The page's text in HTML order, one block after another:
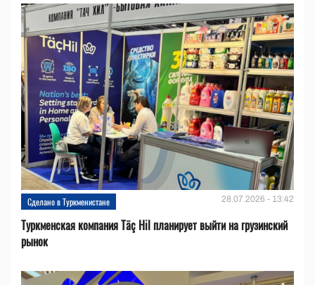
Сделано в Туркменистане 28.07.2026 - 13:42
Туркменская компания Täç Hil планирует выйти на грузинский
рынок